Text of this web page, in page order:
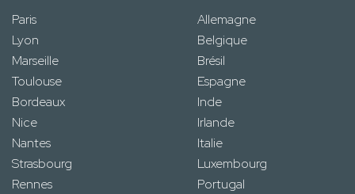
Paris
Lyon
Marseille
Toulouse
Bordeaux
Nice
Nantes
Strasbourg
Rennes
Allemagne
Belgique
Brésil
Espagne
Inde
Irlande
Italie
Luxembourg
Portugal